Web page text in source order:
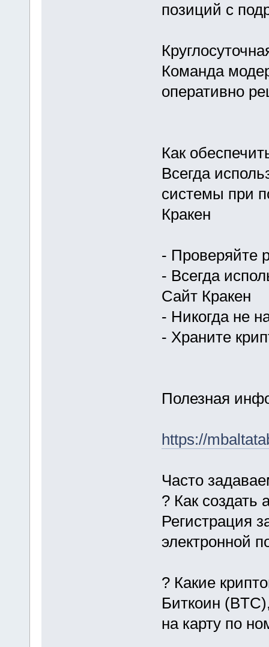
позиций с
Команда
оперативно
Как
Всегда
системы при
Кракен
- Проверяйте
- Всегда
Сайт Кракен
- Никогда не
- Храните
Полезная
https://
Часто
? Как создать
Регистрация
электронной
? Какие
Биткоин
на карту по